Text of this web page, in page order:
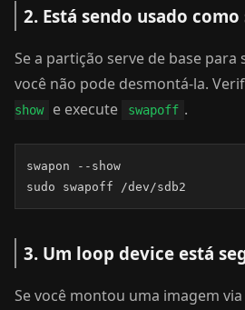
2. Está sendo usado como
Se a partição serve de base
você não pode desmontá-la.
show
e execute swapoff .
swapon --show
sudo swapoff /dev/sdb2
3. Um loop device está
Se você montou uma imagem